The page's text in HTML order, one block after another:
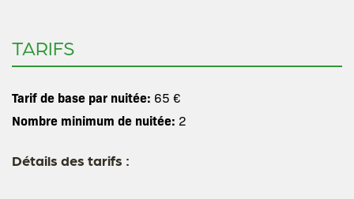
TARIFS
Tarif de base par nuitée: 65 €
Nombre minimum de nuitée: 2
Détails des tarifs :